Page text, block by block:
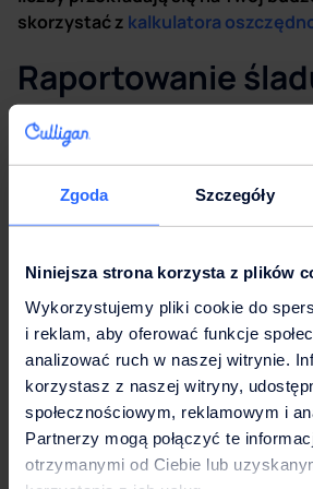
Zgoda Szczegóły
Niniejsza strona korzysta z plików
Wykorzystujemy pliki cookie do
i reklam, aby oferować funkcje
analizować ruch w naszej witrynie.
korzystasz z naszej witryny,
społecznościowym, reklamowym i
Partnerzy mogą połączyć te
otrzymanymi od Ciebie lub
skorzystać z kalkulatora
Raportowanie
węglowego – jak
wspiera zielone
Twojego
Już teraz raportowanie emisji, w tym
(czyli generowanych w całym
się kluczowym obowiązkiem wielu
który sam dba o ekologię, ułatwia
audytów.Jak oszczędzać i dbać o
Odpowiedź brzmi: współpracuj z
Culligan wspiera Twoje zielone cele